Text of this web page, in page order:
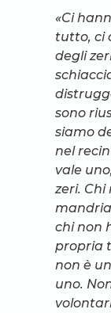
«Ci
tutto, ci
degli
sono
siamo
nel
vale
zeri.
chi non
propria
non è
uno.